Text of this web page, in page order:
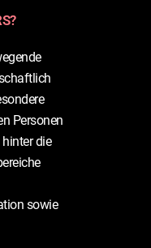
Personen
die
sowie